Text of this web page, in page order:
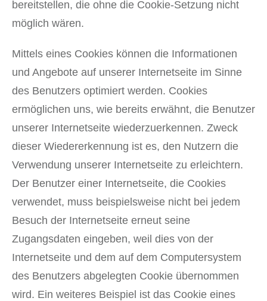
bereitstellen, die ohne die Cookie-Setzung nicht
möglich wären.
Mittels eines Cookies können die Informationen
und Angebote auf unserer Internetseite im Sinne
des Benutzers optimiert werden. Cookies
ermöglichen uns, wie bereits erwähnt, die Benutzer
unserer Internetseite wiederzuerkennen. Zweck
dieser Wiedererkennung ist es, den Nutzern die
Verwendung unserer Internetseite zu erleichtern.
Der Benutzer einer Internetseite, die Cookies
verwendet, muss beispielsweise nicht bei jedem
Besuch der Internetseite erneut seine
Zugangsdaten eingeben, weil dies von der
Internetseite und dem auf dem Computersystem
des Benutzers abgelegten Cookie übernommen
wird. Ein weiteres Beispiel ist das Cookie eines